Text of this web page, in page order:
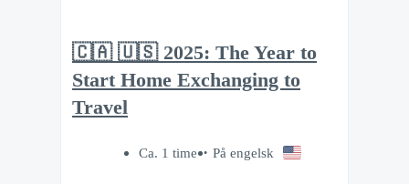
🇨🇦 🇺🇸 2025: The Year to
Start Home Exchanging to
Travel
Ca. 1 time På engelsk